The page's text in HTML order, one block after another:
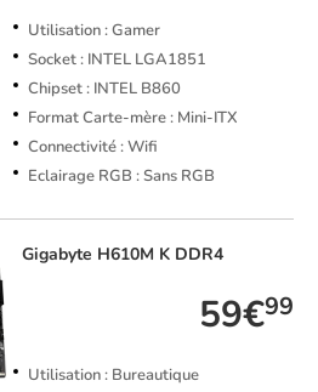
Utilisation : Gamer
Socket : INTEL LGA1851
Chipset : INTEL B860
Format Carte-mère : Mini-ITX
Connectivité : Wifi
Eclairage RGB : Sans RGB
Gigabyte H610M K DDR4
59€99
Utilisation : Bureautique